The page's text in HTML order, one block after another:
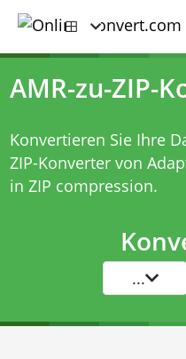
AMR-zu-ZIP-
Konvertieren Sie Ihre
ZIP-Konvertervon
in ZIP compression.
...